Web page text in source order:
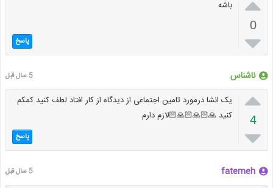
0

باشه
پاسخ
ناشناس 5 سال قبل

4

یک انشا درمورد تامین اجتماعی از دیدگاه از کار افتاد لطف کنید کمکم
کنید 🙏🏻🙏🏻🙏🏻لازم دارم
پاسخ
fatemeh 5 سال قبل